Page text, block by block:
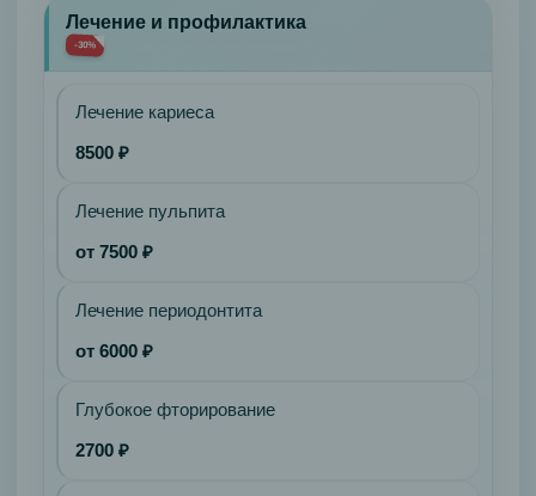
На
локаторах
Цельнолитая
металлическая
Candulor
Композитные
анатомией
зубы
Лечение и профилактика
-30%
Лечение кариеса
8500 ₽
Лечение пульпита
от 7500 ₽
Лечение периодонтита
от 6000 ₽
Глубокое фторирование
2700 ₽